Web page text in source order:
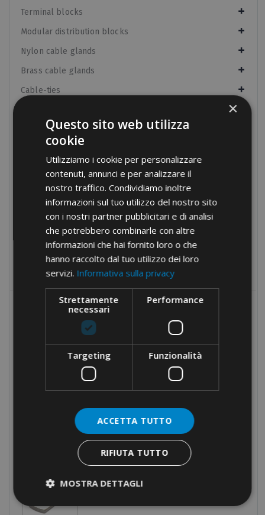
Terminal blocks
Modular distribution blocks
Nylon cable glands
Brass cable glands
Cable-ties
Panel boards components
Electrical tapes
Conduit fixings
MOST POPULAR
CRIMPING TOOL · SQUARE
CRIMPING · LATERAL
INSERTION
CONDUCTORS · UNINSULATED
×
Questo sito web utilizza
cookie
Utilizziamo i cookie per personalizzare
contenuti, annunci e per analizzare il
nostro traffico. Condividiamo inoltre
informazioni sul tuo utilizzo del nostro sito
con i nostri partner pubblicitari e di analisi
che potrebbero combinarle con altre
informazioni che hai fornito loro o che
hanno raccolto dal tuo utilizzo dei loro
servizi. Informativa sulla privacy
Strettamente
necessari
Performance
Targeting Funzionalità
ACCETTA TUTTO
RIFIUTA TUTTO
MOSTRA DETTAGLI